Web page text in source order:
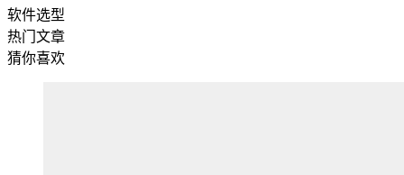
软件选型
热门文章
猜你喜欢